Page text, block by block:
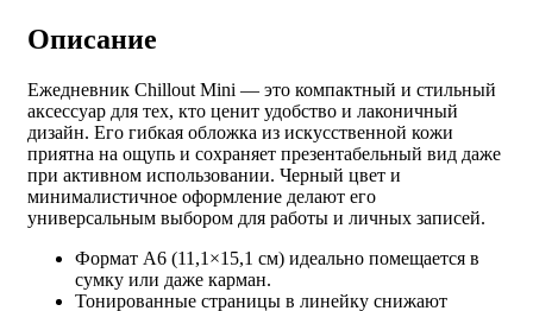
Описание
Ежедневник Chillout Mini — это компактный и стильный
аксессуар для тех, кто ценит удобство и лаконичный
дизайн. Его гибкая обложка из искусственной кожи
приятна на ощупь и сохраняет презентабельный вид даже
при активном использовании. Черный цвет и
минималистичное оформление делают его
универсальным выбором для работы и личных записей.
Формат А6 (11,1×15,1 см) идеально помещается в
сумку или даже карман.
Тонированные страницы в линейку снижают